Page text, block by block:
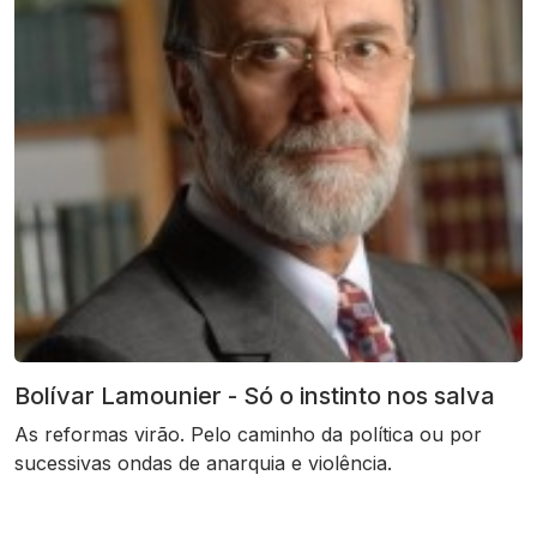
Bolívar Lamounier - Só o instinto nos salva
As reformas virão. Pelo caminho da política ou por
sucessivas ondas de anarquia e violência.